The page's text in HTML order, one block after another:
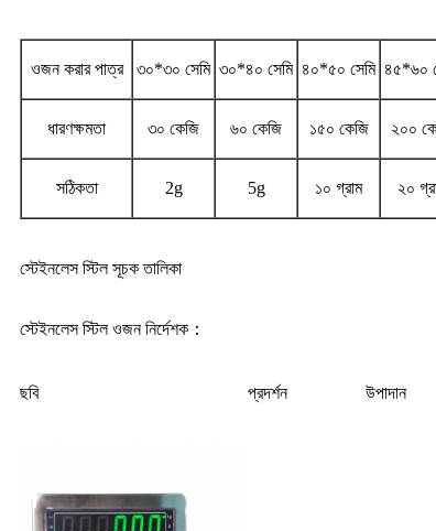
ওজন করার পাত্র ৩০*৩০ সেমি ৩০*৪০ সেমি ৪০*৫০ সেমি ৪৫*৬০
ধারণক্ষমতা ৩০ কেজি ৬০ কেজি ১৫০ কেজি ২০০
সঠিকতা 2g 5g ১০ গ্রাম ২০
স্টেইনলেস স্টিল সূচক তালিকা
স্টেইনলেস স্টিল ওজন নির্দেশক ：
ছবি প্রদর্শন উপাদান